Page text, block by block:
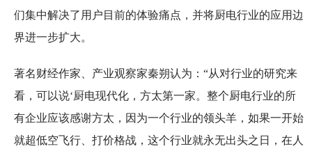
们集中解决了用户目前的体验痛点，并将厨电行业的应用边
界进一步扩大。
著名财经作家、产业观察家秦朔认为：“从对行业的研究来
看，可以说‘厨电现代化，方太第一家。整个厨电行业的所
有企业应该感谢方太，因为一个行业的领头羊，如果一开始
就超低空飞行、打价格战，这个行业就永无出头之日，在人